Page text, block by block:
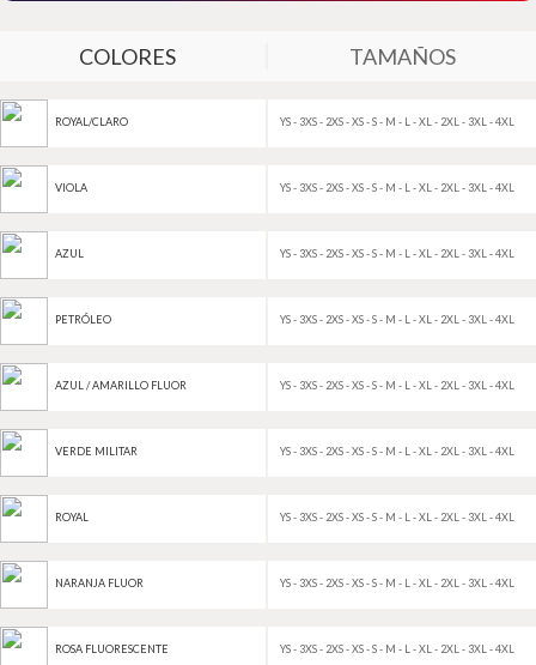
COLORES TAMAÑOS
ROYAL/CLARO YS - 3XS - 2XS - XS - S - M - L - XL - 2XL - 3XL - 4XL
VIOLA YS - 3XS - 2XS - XS - S - M - L - XL - 2XL - 3XL - 4XL
AZUL YS - 3XS - 2XS - XS - S - M - L - XL - 2XL - 3XL - 4XL
PETRÓLEO YS - 3XS - 2XS - XS - S - M - L - XL - 2XL - 3XL - 4XL
AZUL / AMARILLO FLUOR YS - 3XS - 2XS - XS - S - M - L - XL - 2XL - 3XL - 4XL
VERDE MILITAR YS - 3XS - 2XS - XS - S - M - L - XL - 2XL - 3XL - 4XL
ROYAL YS - 3XS - 2XS - XS - S - M - L - XL - 2XL - 3XL - 4XL
NARANJA FLUOR YS - 3XS - 2XS - XS - S - M - L - XL - 2XL - 3XL - 4XL
ROSA FLUORESCENTE YS - 3XS - 2XS - XS - S - M - L - XL - 2XL - 3XL - 4XL